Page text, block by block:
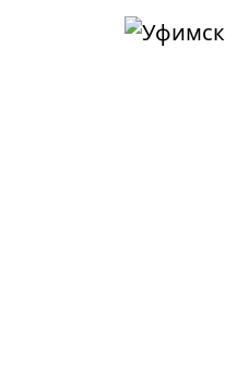
Перейти к основному